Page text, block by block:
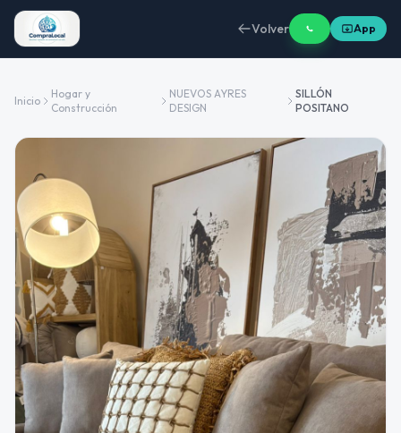
Volver App
Inicio
Hogar y
Construcción
NUEVOS AYRES
DESIGN
SILLÓN
POSITANO